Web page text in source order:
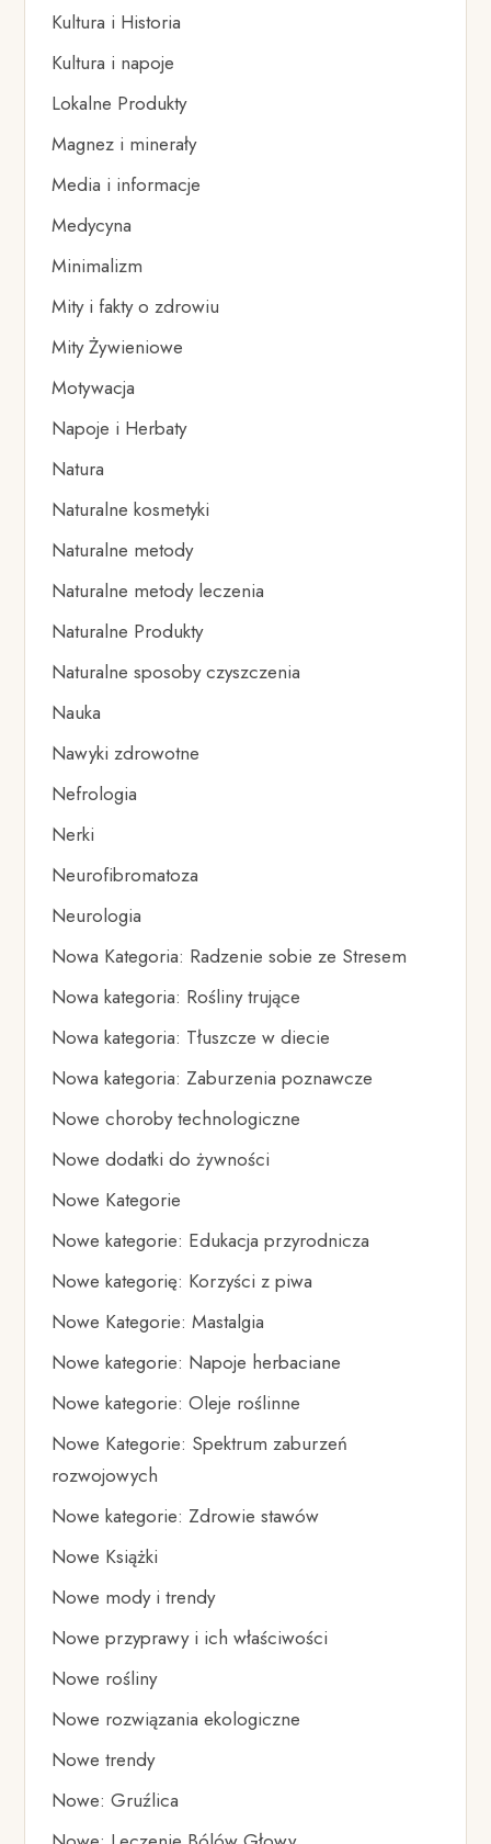
Kultura i Historia
Kultura i napoje
Lokalne Produkty
Magnez i minerały
Media i informacje
Medycyna
Minimalizm
Mity i fakty o zdrowiu
Mity Żywieniowe
Motywacja
Napoje i Herbaty
Natura
Naturalne kosmetyki
Naturalne metody
Naturalne metody leczenia
Naturalne Produkty
Naturalne sposoby czyszczenia
Nauka
Nawyki zdrowotne
Nefrologia
Nerki
Neurofibromatoza
Neurologia
Nowa Kategoria: Radzenie sobie ze Stresem
Nowa kategoria: Rośliny trujące
Nowa kategoria: Tłuszcze w diecie
Nowa kategoria: Zaburzenia poznawcze
Nowe choroby technologiczne
Nowe dodatki do żywności
Nowe Kategorie
Nowe kategorie: Edukacja przyrodnicza
Nowe kategorię: Korzyści z piwa
Nowe Kategorie: Mastalgia
Nowe kategorie: Napoje herbaciane
Nowe kategorie: Oleje roślinne
Nowe Kategorie: Spektrum zaburzeń
rozwojowych
Nowe kategorie: Zdrowie stawów
Nowe Książki
Nowe mody i trendy
Nowe przyprawy i ich właściwości
Nowe rośliny
Nowe rozwiązania ekologiczne
Nowe trendy
Nowe: Gruźlica